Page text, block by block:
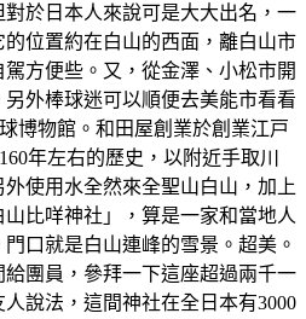
於日本人來說可是大大出名，一
位置約在白山的西面，離白山市
方便些。又，從金澤、小松市開
外棒球迷可以順便去美能市看看
博物館。和田屋創業於創業江戸
年左右的歷史，以附近手取川
使用水全然來全聖山白山，加上
比咩神社」，算是一家和當地人
口就是白山連峰的雪景。超美。
團員，參拜一下這座超過兩千一
說法，這間神社在全日本有3000